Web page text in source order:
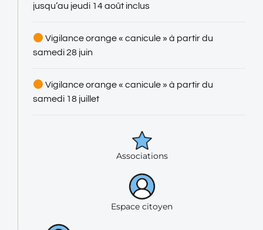
jusqu’au jeudi 14 août inclus
Vigilance orange « canicule » à partir du
samedi 28 juin
Vigilance orange « canicule » à partir du
samedi 18 juillet
Associations
Espace citoyen